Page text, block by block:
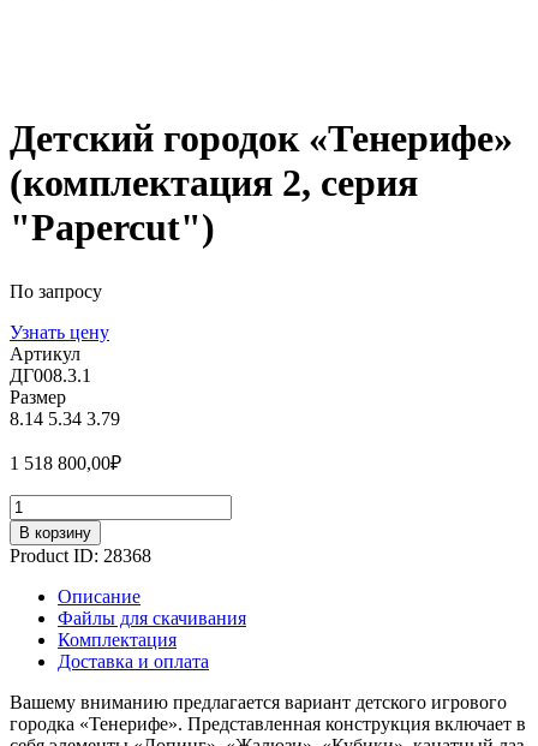
Детский городок «Тенерифе»
(комплектация 2, серия
"Papercut")
По запросу
Узнать цену
Артикул
ДГ008.3.1
Размер
8.14 5.34 3.79
1 518 800,00₽
Количество
В корзину
Product ID: 28368
Описание
Файлы для скачивания
Комплектация
Доставка и оплата
Вашему вниманию предлагается вариант детского игрового
городка «Тенерифе». Представленная конструкция включает в